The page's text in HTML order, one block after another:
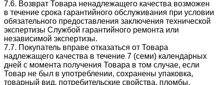
7.6. Возврат Товара ненадлежащего качества возможен
в течение срока гарантийного обслуживания при условии
обязательного предоставления заключения технической
экспертизы Службой гарантийного ремонта или
независимой экспертизы.
7.7. Покупатель вправе отказаться от Товара
надлежащего качества в течение 7 (семи) календарных
дней с момента получения Товара в том случае, если
Товар не был в употреблении, сохранены упаковка,
товарный вид, потребительские свойства, пломбы,